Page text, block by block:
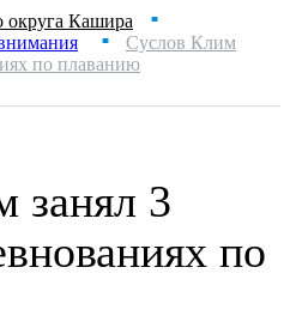
округа Кашира ■
■
Суслов Клим
по плаванию
занял 3
по